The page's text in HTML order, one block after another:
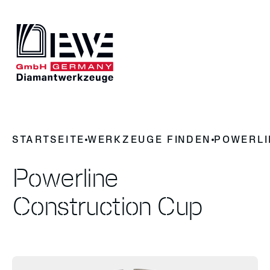
Geschichte
Kontakt
STARTSEITE WERKZEUGE FINDEN
Powerline
Construction Cup